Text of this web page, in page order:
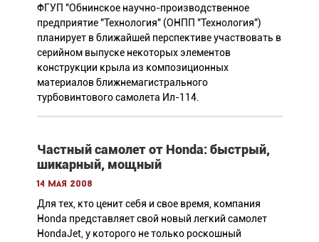
ФГУП "Обнинское научно-производственное
предприятие "Технология" (ОНПП "Технология")
планирует в ближайшей перспективе участвовать в
серийном выпуске некоторых элементов
конструкции крыла из композиционных
материалов ближнемагистрального
турбовинтового самолета Ил-114.
Частный самолет от Honda: быстрый,
шикарный, мощный
14 мая 2008
Для тех, кто ценит себя и свое время, компания
Honda представляет свой новый легкий самолет
HondaJet, у которого не только роскошный